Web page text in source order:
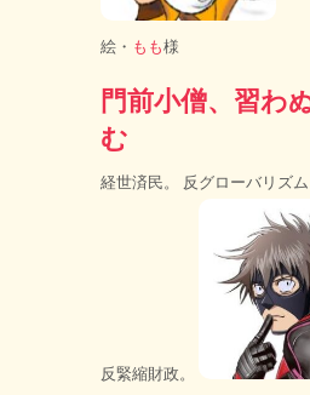
絵・ もも様
門前小僧、習わ
む
経世済民。 反グローバリズム
反緊縮財政。